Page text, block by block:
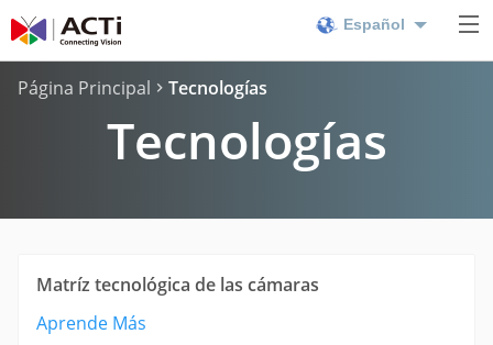
Español
Página Principal Tecnologías
Tecnologías
Matríz tecnológica de las cámaras
Aprende Más